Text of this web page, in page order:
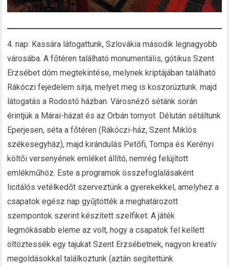
4. nap: Kassára látogattunk, Szlovákia második legnagyobb
városába. A főtéren található monumentális, gótikus Szent
Erzsébet dóm megtekintése, melynek kriptájában található
Rákóczi fejedelem sírja, melyet meg is koszorúztunk. majd
látogatás a Rodostó házban. Városnéző sétánk során
érintjük a Márai-házat és az Orbán tornyot. Délután sétáltunk
Eperjesen, séta a főtéren (Rákóczi-ház, Szent Miklós
székesegyház), majd kirándulás Petőfi, Tompa és Kerényi
költői versenyének emléket állító, nemrég felújított
emlékműhöz. Este a programok összefoglalásaként
licitálós vetélkedőt szerveztünk a gyerekekkel, amelyhez a
csapatok egész nap gyűjtötték a meghatározott
szempontok szerint készített szelfiket. A játék
legmókásabb eleme az volt, hogy a csapatok fel kellett
öltöztessék egy tajukat Szent Erzsébetnek, nagyon kreatív
megoldásokkal találkoztunk (aztán segítettünk